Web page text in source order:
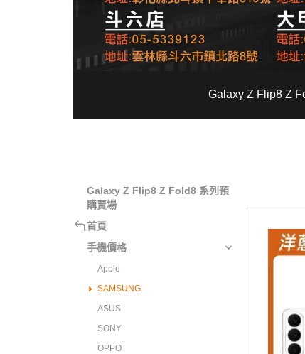
Galaxy Z Flip8 Z
Galaxy Z Flip8 Z Fold8 系列預
購賣場
首頁
手機價格
Apple
SAMSUNG
ASUS
SONY
OPPO